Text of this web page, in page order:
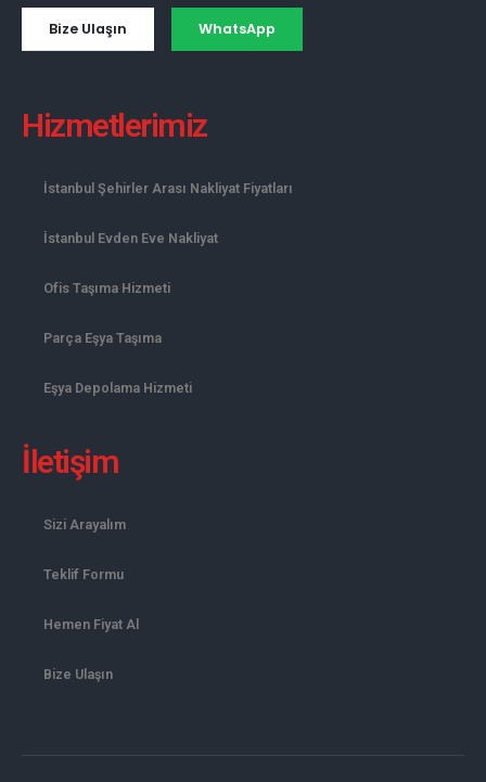
Bize Ulaşın WhatsApp
Hizmetlerimiz
İstanbul Şehirler Arası Nakliyat Fiyatları
İstanbul Evden Eve Nakliyat
Ofis Taşıma Hizmeti
Parça Eşya Taşıma
Eşya Depolama Hizmeti
İletişim
Sizi Arayalım
Teklif Formu
Hemen Fiyat Al
Bize Ulaşın